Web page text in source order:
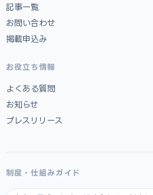
記事一覧
お問い合わせ
掲載申込み
お役立ち情報
よくある質問
お知らせ
プレスリリース
制度・仕組みガイド